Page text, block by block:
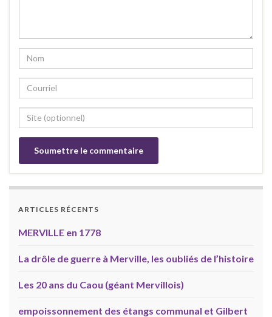
ARTICLES RÉCENTS
MERVILLE en 1778
La drôle de guerre à Merville, les oubliés de l’histoire
Les 20 ans du Caou (géant Mervillois)
empoissonnement des étangs communal et Gilbert